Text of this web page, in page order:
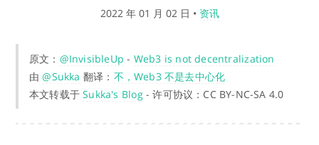
2022 年 01 月 02 日 • 资讯
原文： @InvisibleUp - Web3 is not decentralization
由@Sukka 翻译： 不，Web3 不是去中心化
本文转载于Sukka's Blog- 许可协议：CC BY-NC-SA 4.0